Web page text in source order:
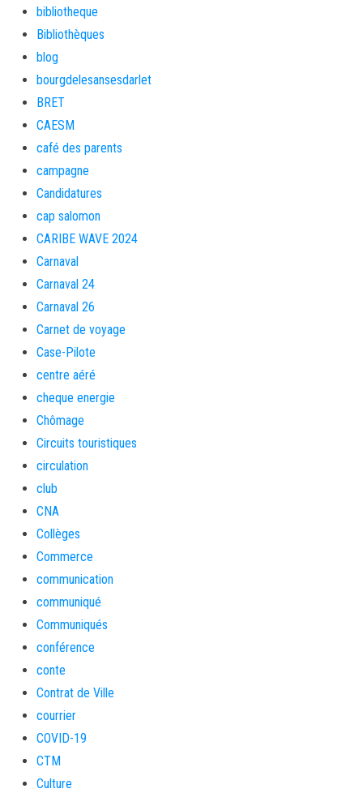
bibliotheque
Bibliothèques
blog
bourgdelesansesdarlet
BRET
CAESM
café des parents
campagne
Candidatures
cap salomon
CARIBE WAVE 2024
Carnaval
Carnaval 24
Carnaval 26
Carnet de voyage
Case-Pilote
centre aéré
cheque energie
Chômage
Circuits touristiques
circulation
club
CNA
Collèges
Commerce
communication
communiqué
Communiqués
conférence
conte
Contrat de Ville
courrier
COVID-19
CTM
Culture